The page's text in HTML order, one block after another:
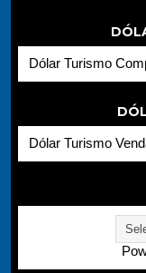
Dólar Turismo
Dólar Turismo